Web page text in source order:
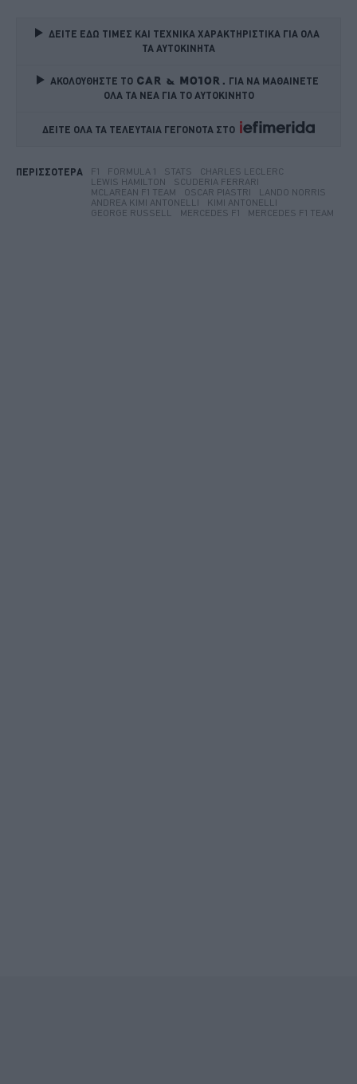
ΔΕΙΤΕ ΕΔΩ ΤΙΜΕΣ ΚΑΙ ΤΕΧΝΙΚΑ ΧΑΡΑΚΤΗΡΙΣΤΙΚΑ ΓΙΑ ΟΛΑ
ΤΑ ΑΥΤΟΚΙΝΗΤΑ
ΑΚΟΛΟΥΘΗΣΤΕ ΤΟ
ΓΙΑ ΝΑ ΜΑΘΑΙΝΕΤΕ
ΟΛΑ ΤΑ ΝΕΑ ΓΙΑ ΤΟ ΑΥΤΟΚΙΝΗΤΟ
ΔΕΙΤΕ ΟΛΑ ΤΑ ΤΕΛΕΥΤΑΙΑ ΓΕΓΟΝΟΤΑ ΣΤΟ
ΠΕΡΙΣΣΟΤΕΡΑ F1 FORMULA 1 STATS
CHARLES LECLERC
LEWIS HAMILTON
SCUDERIA FERRARI
MCLAREAN F1 TEAM
OSCAR PIASTRI
LANDO NORRIS
ANDREA KIMI ANTONELLI
KIMI ANTONELLI
GEORGE RUSSELL
MERCEDES F1 MERCEDES F1 TEAM